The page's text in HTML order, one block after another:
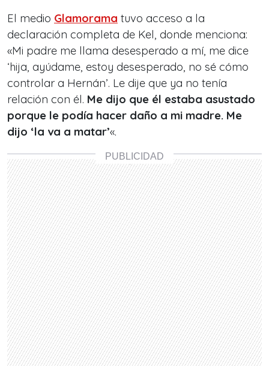
El medio Glamorama tuvo acceso a la
declaración completa de Kel, donde menciona:
«Mi padre me llama desesperado a mí, me dice
‘hija, ayúdame, estoy desesperado, no sé cómo
controlar a Hernán’. Le dije que ya no tenía
relación con él. Me dijo que él estaba asustado
porque le podía hacer daño a mi madre. Me
dijo ‘la va a matar’«.